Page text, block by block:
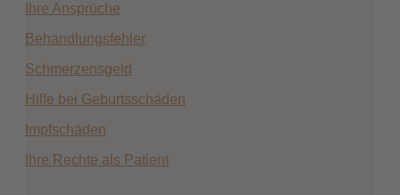
Ihre Ansprüche
Behandlungsfehler
Schmerzensgeld
Hilfe bei Geburtsschäden
Impfschäden
Ihre Rechte als Patient